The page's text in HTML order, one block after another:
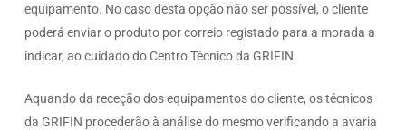
equipamento. No caso desta opção não ser possível, o cliente
poderá enviar o produto por correio registado para a morada a
indicar, ao cuidado do Centro Técnico da GRIFIN.
Aquando da receção dos equipamentos do cliente, os técnicos
da GRIFIN procederão à análise do mesmo verificando a avaria